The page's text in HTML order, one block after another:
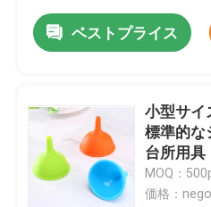
プロダクト
私達について
ベストプライス
小型サイ
標準的な
台所用具
MOQ：
価格：